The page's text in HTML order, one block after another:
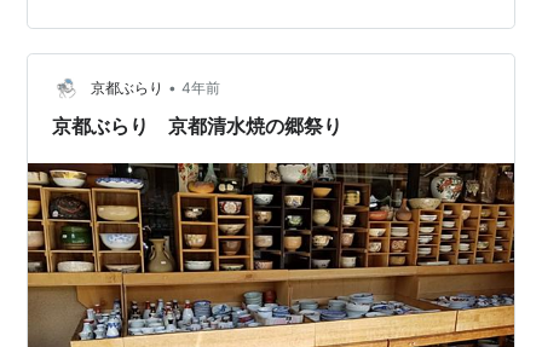
のがお得。 ここからは、夢中になってしまい、写真を撮
り忘れました（笑） ステキな器が沢山あり、目移りして
しまいましたが、既に持っている、ペルシア絵のマグカ
ップや、醤油さしを買いました。 ↑この写真のカップと
京都ぶらり • 4年前
京都ぶらり 京都清水焼の郷祭り